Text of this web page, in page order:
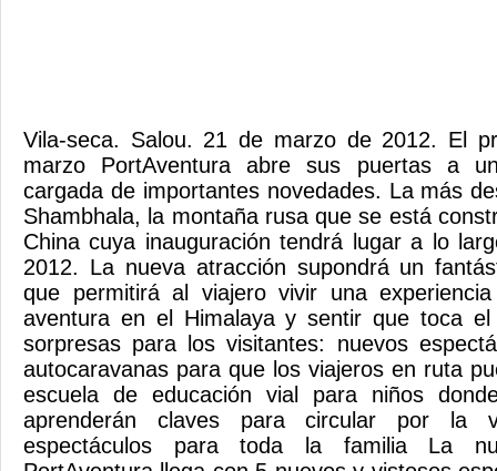
Vila-seca. Salou. 21 de marzo de 2012. El
marzo PortAventura abre sus puertas a
cargada de importantes novedades. La más
Shambhala, la montaña rusa que se está
China cuya inauguración tendrá lugar a lo
2012. La nueva atracción supondrá un
que permitirá al viajero vivir una
aventura en el Himalaya y sentir que toca
sorpresas para los visitantes: nuevos
autocaravanas para que los viajeros en ruta
escuela de educación vial para niños
aprenderán claves para circular por la
espectáculos para toda la familia La